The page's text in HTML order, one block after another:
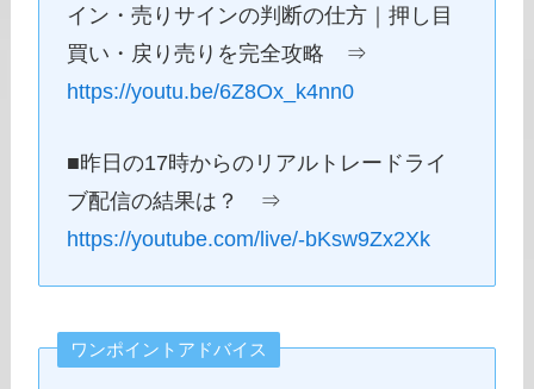
イン・売りサインの判断の仕方｜押し目
買い・戻り売りを完全攻略 ⇒
https://youtu.be/6Z8Ox_k4nn0
■昨日の17時からのリアルトレードライ
ブ配信の結果は？ ⇒
https://youtube.com/live/-bKsw9Zx2Xk
ワンポイントアドバイス